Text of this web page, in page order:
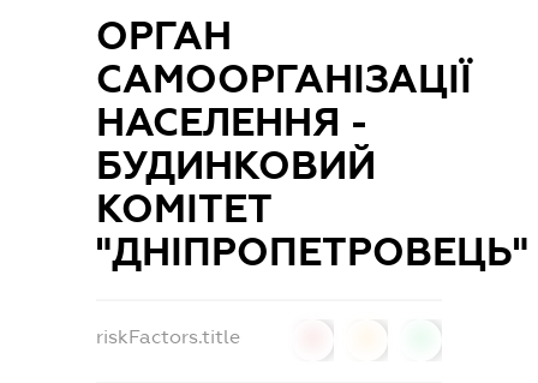
ОРГАН
САМООРГАНІЗАЦІЇ
НАСЕЛЕННЯ -
БУДИНКОВИЙ
КОМІТЕТ
"ДНІПРОПЕТРОВЕЦЬ"
riskFactors.title